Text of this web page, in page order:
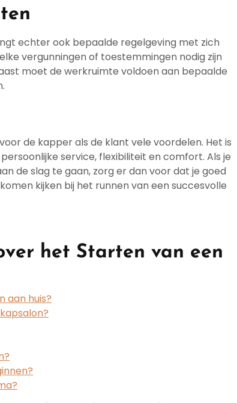
echter ook bepaalde regelgeving met zich
vergunningen of toestemmingen nodig zijn
moet de werkruimte voldoen aan bepaalde
de kapper als de klant vele voordelen. Het is
service, flexibiliteit en comfort. Als je
de slag te gaan, zorg er dan voor dat je goed
kijken bij het runnen van een succesvolle
het Starten van een
aan huis?